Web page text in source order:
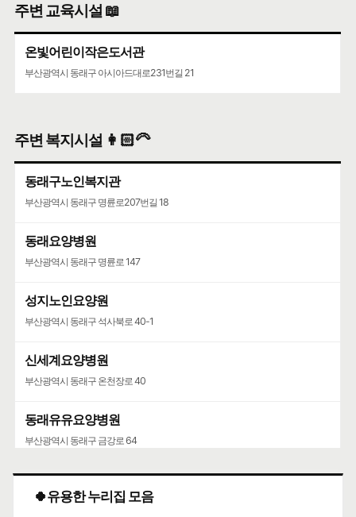
주변 교육시설 📖
온빛어린이작은도서관
부산광역시 동래구 아시아드대로231번길 21
주변 복지시설 👩🏻‍🦳
동래구노인복지관
부산광역시 동래구 명륜로207번길 18
동래요양병원
부산광역시 동래구 명륜로 147
성지노인요양원
부산광역시 동래구 석사북로 40-1
신세계요양병원
부산광역시 동래구 온천장로 40
동래유유요양병원
부산광역시 동래구 금강로 64
🍀유용한 누리집 모음